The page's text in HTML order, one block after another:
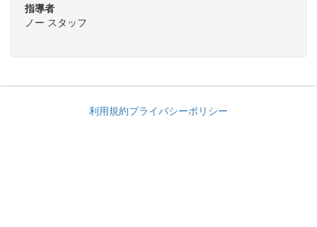
指導者
ノー スタッフ
利用規約プライバシーポリシー